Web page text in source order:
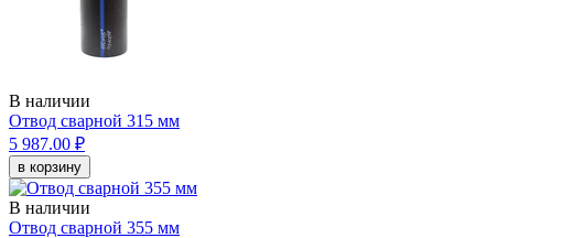
В наличии
Отвод сварной 315 мм
5 987.00 ₽
в корзину
В наличии
Отвод сварной 355 мм